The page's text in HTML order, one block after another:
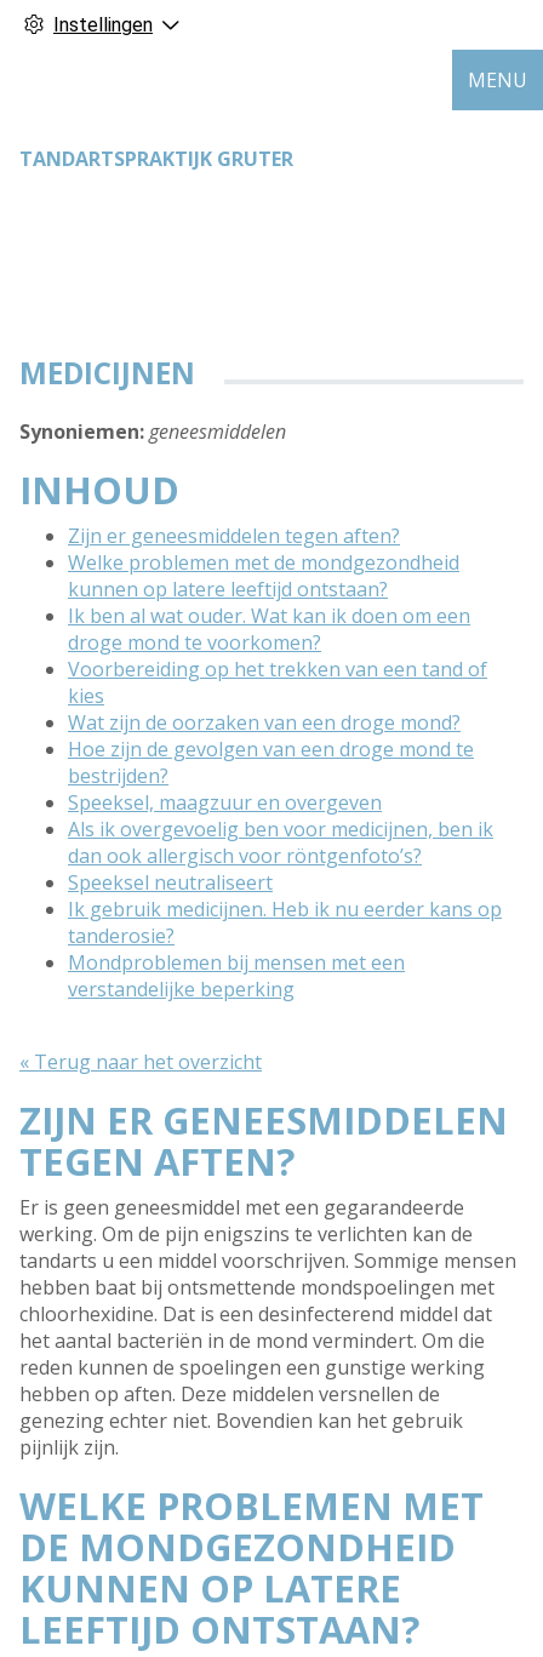
Instellingen
TANDARTSPRAKTIJK GRUTER
MENU
MEDICIJNEN
Synoniemen:geneesmiddelen
INHOUD
Zijn er geneesmiddelen tegen aften?
Welke problemen met de mondgezondheid
kunnen op latere leeftijd ontstaan?
Ik ben al wat ouder. Wat kan ik doen om een
droge mond te voorkomen?
Voorbereiding op het trekken van een tand of
kies
Wat zijn de oorzaken van een droge mond?
Hoe zijn de gevolgen van een droge mond te
bestrijden?
Speeksel, maagzuur en overgeven
Als ik overgevoelig ben voor medicijnen, ben ik
dan ook allergisch voor röntgenfoto’s?
Speeksel neutraliseert
Ik gebruik medicijnen. Heb ik nu eerder kans op
tanderosie?
Mondproblemen bij mensen met een
verstandelijke beperking
« Terug naar het overzicht
ZIJN ER GENEESMIDDELEN
TEGEN AFTEN?
Er is geen geneesmiddel met een gegarandeerde
werking. Om de pijn enigszins te verlichten kan de
tandarts u een middel voorschrijven. Sommige mensen
hebben baat bij ontsmettende mondspoelingen met
chloorhexidine. Dat is een desinfecterend middel dat
het aantal bacteriën in de mond vermindert. Om die
reden kunnen de spoelingen een gunstige werking
hebben op aften. Deze middelen versnellen de
genezing echter niet. Bovendien kan het gebruik
pijnlijk zijn.
WELKE PROBLEMEN MET
DE MONDGEZONDHEID
KUNNEN OP LATERE
LEEFTIJD ONTSTAAN?